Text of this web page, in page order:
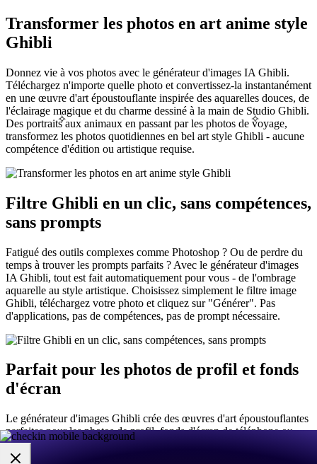
✧ ✧
Transformer les photos en art anime style
Ghibli
Donnez vie à vos photos avec le générateur d'images IA Ghibli.
Téléchargez n'importe quelle photo et convertissez-la instantanément
en une œuvre d'art époustouflante inspirée des aquarelles douces, de
l'éclairage magique et du charme dessiné à la main de Studio Ghibli.
Des portraits aux animaux en passant par les photos de voyage,
transformez les photos quotidiennes en bel art style Ghibli - aucune
compétence d'édition ou artistique requise.
Filtre Ghibli en un clic, sans compétences,
sans prompts
Fatigué des outils complexes comme Photoshop ? Ou de perdre du
temps à trouver les prompts parfaits ? Avec le générateur d'images
IA Ghibli, tout est fait automatiquement pour vous - de l'ombrage
aquarelle au style artistique. Choisissez simplement le filtre image
Ghibli, téléchargez votre photo et cliquez sur "Générer". Pas
d'applications, pas de compétences, pas de prompt nécessaire.
Parfait pour les photos de profil et fonds
d'écran
Le générateur d'images Ghibli crée des œuvres d'art époustouflantes
parfaites pour les photos de profil, fonds d'écran de téléphone ou
publications sur les réseaux sociaux. Avec une sortie haute
résolution, vos images style Ghibli seront nettes et belles sur